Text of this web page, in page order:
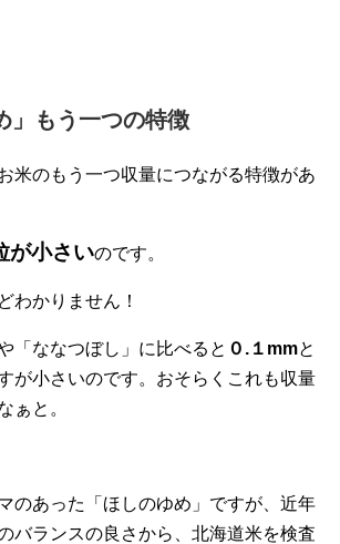
」もう一つの特徴
米のもう一つ収量につながる特徴があ
が小さいのです。
わかりません！
「ななつぼし」に比べると ０.１mmと
が小さいのです。おそらくこれも収量
ぁと。
のあった「ほしのゆめ」ですが、近年
バランスの良さから、北海道米を検査